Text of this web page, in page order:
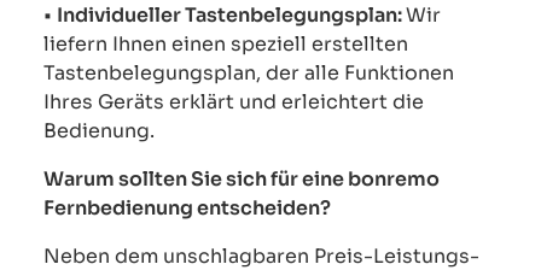
• Individueller Tastenbelegungsplan:Wir
liefern Ihnen einen speziell erstellten
Tastenbelegungsplan, der alle Funktionen
Ihres Geräts erklärt und erleichtert die
Bedienung.
Warum sollten Sie sich für eine bonremo
Fernbedienung entscheiden?
Neben dem unschlagbaren Preis-Leistungs-